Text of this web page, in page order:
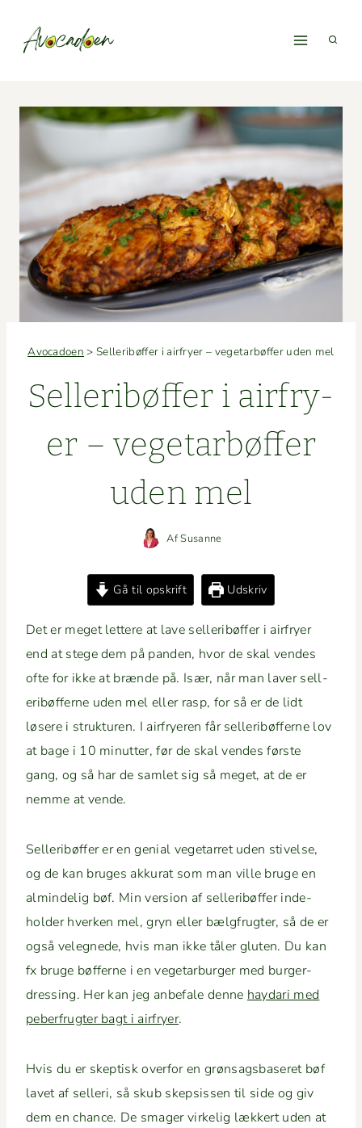
Avocadoen >Selleribøffer i airfryer – vegetarbøffer uden mel
Sel­l­eribøf­fer i air­fry­
er – veg­e­tar­bøf­fer
uden mel
AfSusanne
Gå til opskrift Udskriv
Det er meget let­tere at lave sel­l­eribøf­fer i air­fry­er
end at stege dem på pan­den, hvor de skal vendes
ofte for ikke at brænde på. Især, når man laver sel­l­
eribøf­ferne uden mel eller rasp, for så er de lidt
løsere i struk­turen. I air­fry­eren får sel­l­eribøf­ferne lov
at bage i 10 min­ut­ter, før de skal vendes første
gang, og så har de sam­let sig så meget, at de er
nemme at vende.
Sel­l­eribøf­fer er en genial veg­e­tar­ret uden stivelse,
og de kan bruges akku­rat som man ville bruge en
almin­delig bøf. Min ver­sion af sel­l­eribøf­fer inde­
hold­er hverken mel, gryn eller bæl­gfrugter, så de er
også veleg­nede, hvis man ikke tåler gluten. Du kan
fx bruge bøf­ferne i en veg­e­tar­burg­er med burg­er­
dress­ing. Her kan jeg anbe­fale denne hay­dari med
peber­frugter bagt i air­fry­er.
Hvis du er skep­tisk over­for en grøn­sags­baseret bøf
lavet af sel­l­eri, så skub skep­sis­sen til side og giv
dem en chance. De smager virke­lig lækkert uden at